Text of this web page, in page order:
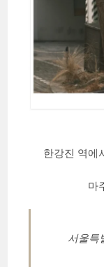
한강진 역에
마
서울특